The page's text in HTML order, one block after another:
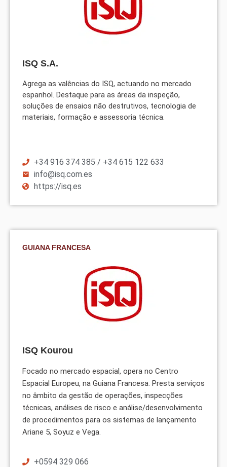
ISQ S.A.
Agrega as valências do ISQ, actuando no mercado
espanhol. Destaque para as áreas da inspeção,
soluções de ensaios não destrutivos, tecnologia de
materiais, formação e assessoria técnica.
+34 916 374 385 / +34 615 122 633
info@isq.com.es
https://isq.es
GUIANA FRANCESA
ISQ Kourou
Focado no mercado espacial, opera no Centro
Espacial Europeu, na Guiana Francesa. Presta serviços
no âmbito da gestão de operações, inspecções
técnicas, análises de risco e análise/desenvolvimento
de procedimentos para os sistemas de lançamento
Ariane 5, Soyuz e Vega.
+0594 329 066